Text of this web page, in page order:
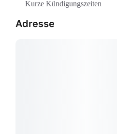
Kurze Kündigungszeiten
Adresse